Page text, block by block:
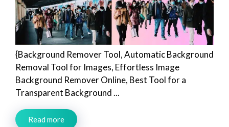
{Background Remover Tool, Automatic Background
Removal Tool for Images, Effortless Image
Background Remover Online, Best Tool for a
Transparent Background ...
Read more